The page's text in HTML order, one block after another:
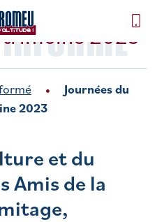
2023
Journées du
2023
et du
Amis de la